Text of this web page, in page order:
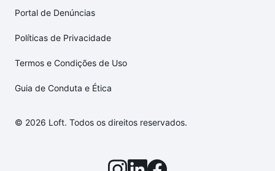
Portal de Denúncias
Políticas de Privacidade
Termos e Condições de Uso
Guia de Conduta e Ética
© 2026 Loft. Todos os direitos reservados.